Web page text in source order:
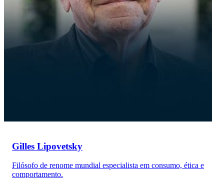
Gilles Lipovetsky
Filósofo de renome mundial especialista em consumo, ética e
comportamento.